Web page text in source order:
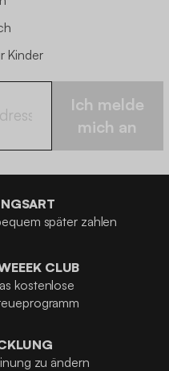
Kinder
Ich melde
mich an
später zahlen
CLUB
kostenlose
zu ändern